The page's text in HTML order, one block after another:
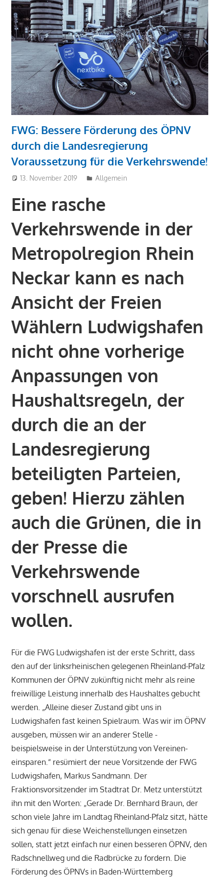
FWG: Bessere Förderung des ÖPNV
durch die Landesregierung
Voraussetzung für die Verkehrswende!
13. November 2019 admin
Allgemein
Eine rasche
Verkehrswende in der
Metropolregion Rhein
Neckar kann es nach
Ansicht der Freien
Wählern Ludwigshafen
nicht ohne vorherige
Anpassungen von
Haushaltsregeln, der
durch die an der
Landesregierung
beteiligten Parteien,
geben! Hierzu zählen
auch die Grünen, die in
der Presse die
Verkehrswende
vorschnell ausrufen
wollen.
Für die FWG Ludwigshafen ist der erste Schritt, dass
den auf der linksrheinischen gelegenen Rheinland-Pfalz
Kommunen der ÖPNV zukünftig nicht mehr als reine
freiwillige Leistung innerhalb des Haushaltes gebucht
werden. „Alleine dieser Zustand gibt uns in
Ludwigshafen fast keinen Spielraum. Was wir im ÖPNV
ausgeben, müssen wir an anderer Stelle -
beispielsweise in der Unterstützung von Vereinen-
einsparen.“ resümiert der neue Vorsitzende der FWG
Ludwigshafen, Markus Sandmann. Der
Fraktionsvorsitzender im Stadtrat Dr. Metz unterstützt
ihn mit den Worten: „Gerade Dr. Bernhard Braun, der
schon viele Jahre im Landtag Rheinland-Pfalz sitzt, hätte
sich genau für diese Weichenstellungen einsetzen
sollen, statt jetzt einfach nur einen besseren ÖPNV, den
Radschnellweg und die Radbrücke zu fordern. Die
Förderung des ÖPNVs in Baden-Württemberg